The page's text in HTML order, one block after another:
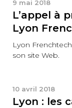
9 mai 2018
L’appel à
Lyon
Lyon
son site Web.
10 avril 2018
Lyon : les